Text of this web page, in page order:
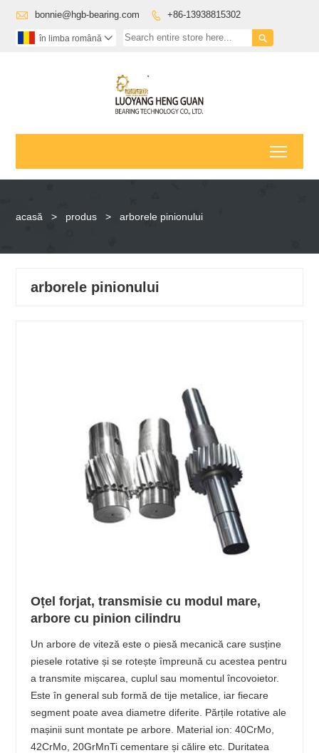
 bonnie@hgb-bearing.com  +86-13938815302

în limba română 
acasă > produs > arborele pinionului
arborele pinionului
Oțel forjat, transmisie cu modul mare,
arbore cu pinion cilindru
Un arbore de viteză este o piesă mecanică care susține
piesele rotative și se rotește împreună cu acestea pentru
a transmite mișcarea, cuplul sau momentul încovoietor.
Este în general sub formă de tije metalice, iar fiecare
segment poate avea diametre diferite. Părțile rotative ale
mașinii sunt montate pe arbore. Material ion: 40CrMo,
42CrMo, 20GrMnTi cementare și călire etc. Duritatea